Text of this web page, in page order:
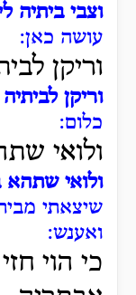
וצבי ביתיה
עושה כאן:
וריקן
וריקן
כלום:
ולואי
ולואי שתהא
שיצאתי
ואענש:
כי הוי